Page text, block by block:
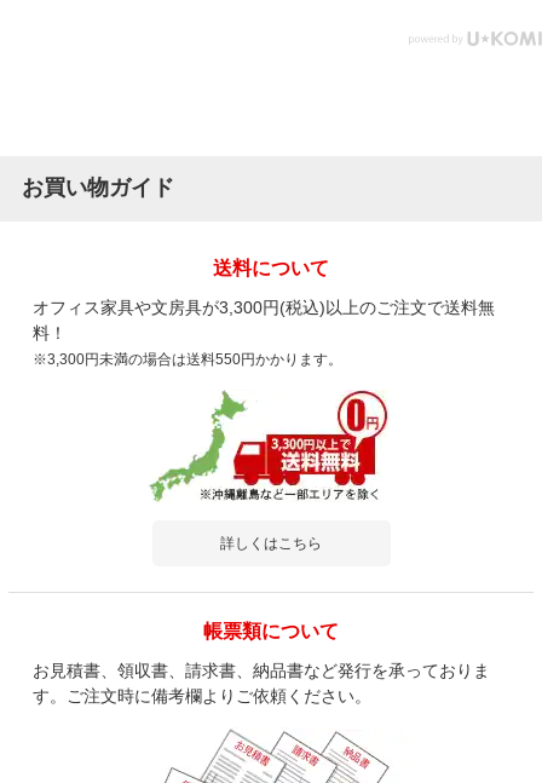
お買い物ガイド
送料について
オフィス家具や文房具が3,300円(税込)以上のご注文で送料無
料！
※3,300円未満の場合は送料550円かかります。
詳しくはこちら
帳票類について
お見積書、領収書、請求書、納品書など発行を承っておりま
す。ご注文時に備考欄よりご依頼ください。